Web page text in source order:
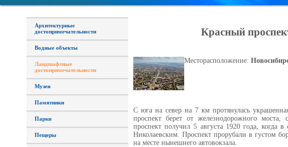
Архитектурные
достопримечательности
Водные объекты
Ландшафтные
достопримечательности
Музеи
Памятники
Парки
Пещеры
Красный
Месторасположение:
С юга на север на 7 км протянулась
проспект берет от железнодорожного моста,
проспект получил 5 августа 1920 года, когда
Николаевским. Проспект прорубали в густом
на месте нынешнего автовокзала.